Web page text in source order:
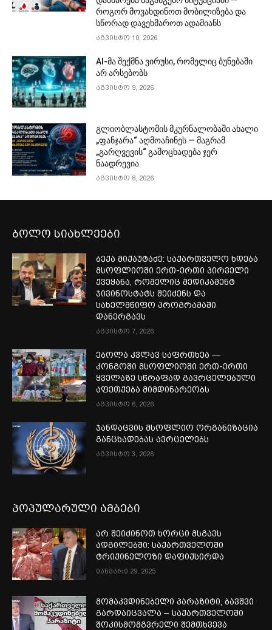
როგორ მოვახდინოთ მობილიზება და
სწორად დავეხმაროთ ადამიანს
აგვისტო 10, 2026
AI-მა შექმნა ვირუსი, რომელიც ბუნებაში
არ არსებობს
აგვისტო 9, 2026
გლიობლასტომის მკურნალობაში ახალი
„ფანჯარა“ აღმოაჩინეს — მაგრამ
„გარღვევის“ გამოცხადება ჯერ
ნაადრევია
აგვისტო 8, 2026
ბოლო სიახლეები
ბექა მიქაუტაძე: საქართველო ხდება
მსოფლიოში ერთ-ერთი პირველი
ქვეყანა, რომელიც მედიკამენტ
ჯივინოსტატს შეიძენს და
სახელმწიფო პროგრამაში
დანერგავს
აგვისტო 7, 2026
ებოლა კვლავ საფრთხეა —
კონგოში მსოფლიოში ერთ-ერთი
ყველაზე სწრაფად გავრცელებული
აფეთქება მიმდინარეობს
აგვისტო 6, 2026
ჯანდაცვის მსოფლიო ორგანიზაცია
განცხადებას ავრცელებს
აგვისტო 3, 2026
პოპულარული ამბები
არ შეიძინოთ ხორცი მსგავს
ადგილებში: საქართველოში
ტრიქინელოზი დაფიქსირდა
იანვარი 29, 2025
მომაკვდინებელი პარაზიტი, ბავშვი
გარდაიცვალა – საქართველოში
შოკისმომგვრელი შემთხვევა